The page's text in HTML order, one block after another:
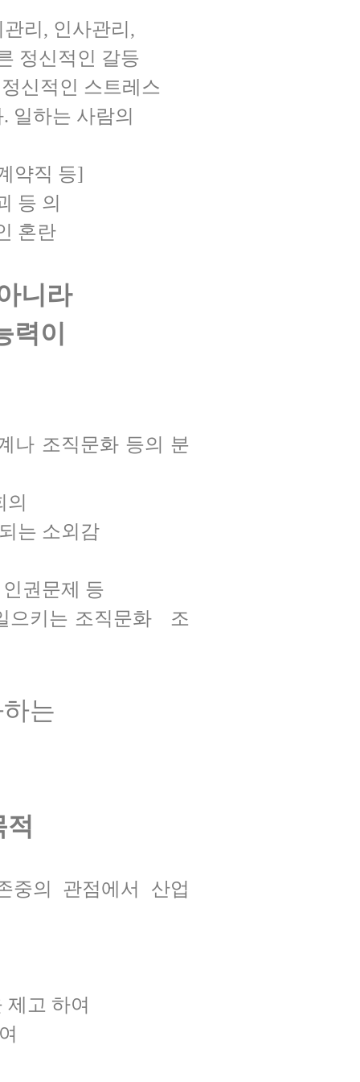
리, 인사관리 ,
정신적인 갈등
신적인 스트레스
. 일하는 사람의
약직 등]
등 의
혼란
니라
력이
나 조직문화 등의 분
는 소외감
권문제 등
으키는 조직문화 조
는
중의 관점에서 산업
고 하여